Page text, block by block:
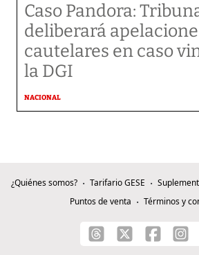
Caso Pandora:
deliberará
cautelares en caso
la DGI
NACIONAL
¿Quiénes somos? Tarifario GESE
Puntos de venta
Términos y